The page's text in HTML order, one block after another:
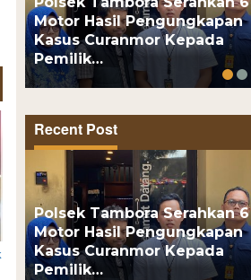
Motor Hasil Pengungkapan
Kasus Curanmor Kepada
Pemilik…
Recent Post
Polsek Tambora Serahkan 6
Motor Hasil Pengungkapan
Kasus Curanmor Kepada
Pemilik…